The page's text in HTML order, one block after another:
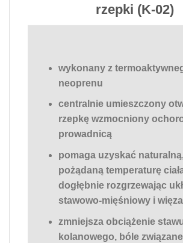
rzepki (K-02)
wykonany z
neoprenu
centralnie umieszczony
rzepkę wzmocniony
prowadnicą
pomaga uzyskać
pożądaną temperaturę
dogłębnie rozgrzewając
stawowo-mięśniowy i
zmniejsza obciążenie
kolanowego, bóle